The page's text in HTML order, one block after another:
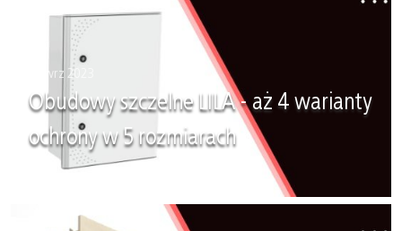
22 wrz 2023
Obudowy szczelne LILA - aż 4 warianty
ochrony w 5 rozmiarach